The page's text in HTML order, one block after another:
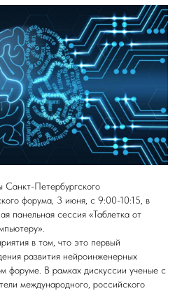
Санкт-Петербургского
форума, 3 июня, с 9:00-10:15, в
панельная сессия «Таблетка от
в том, что это первый
развития нейроинженерных
форуме. В рамках дискуссии ученые с
международного, российского